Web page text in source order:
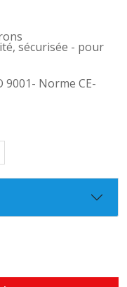
sécurisée - pour
9001- Norme CE-
la
au moteur